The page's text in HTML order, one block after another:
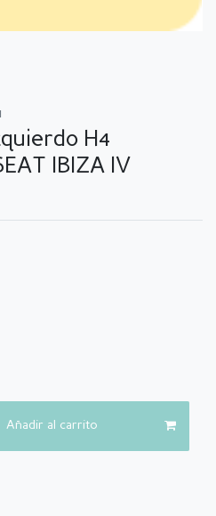
H4
IBIZA IV
Añadir al carrito